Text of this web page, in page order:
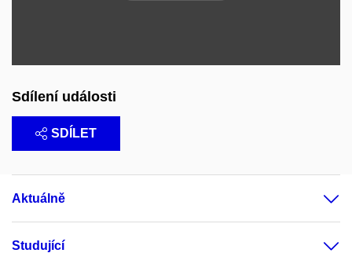
Sdílení události
SDÍLET
Aktuálně
Studující